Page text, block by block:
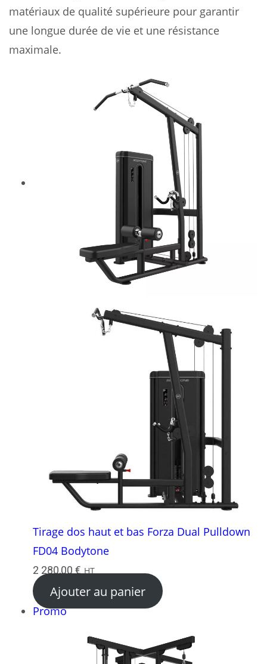
matériaux de qualité supérieure pour garantir
une longue durée de vie et une résistance
maximale.
Tirage dos haut et bas Forza Dual Pulldown
FD04 Bodytone
2 280,00 € HT
Ajouter au panier
PromoProduit
promotion